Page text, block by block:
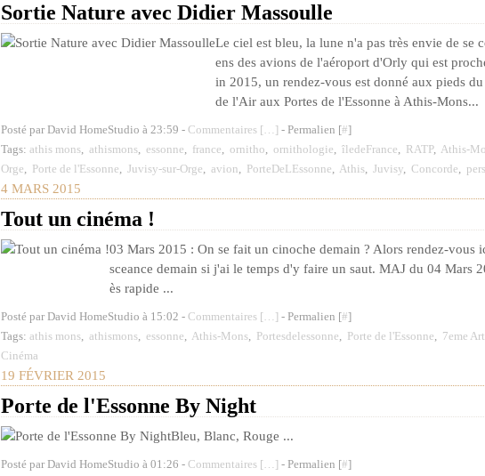
Sortie Nature avec Didier Massoulle
Le ciel est bleu, la lune n'a pas très envie de se
ens des avions de l'aéroport d'Orly qui est
in 2015, un rendez-vous est donné aux pieds
de l'Air aux Portes de l'Essonne à Athis-Mons...
Posté par David HomeStudio à 23:59 - Commentaires [… ] - Permalien [#]
Tags: athis mons, athismons, essonne, france, ornitho, ornithologie, îledeFrance, RATP, Athis-
Orge, Porte de l'Essonne, Juvisy-sur-Orge, avion, PorteDeLEssonne, Athis, Juvisy, Concorde,
4 MARS 2015
Tout un cinéma !
03 Mars 2015 : On se fait un cinoche demain ? Alors rendez-vous
sceance demain si j'ai le temps d'y faire un saut. MAJ du 04 Mars
ès rapide ...
Posté par David HomeStudio à 15:02 - Commentaires [… ] - Permalien [#]
Tags: athis mons, athismons, essonne, Athis-Mons, Portesdelessonne, Porte de l'Essonne, 7eme Art
Cinéma
19 FÉVRIER 2015
Porte de l'Essonne By Night
Bleu, Blanc, Rouge ...
Posté par David HomeStudio à 01:26 - Commentaires [… ] - Permalien [#]